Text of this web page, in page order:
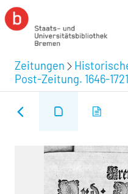
Zeitungen
Post-Zeitung. 1646-1721